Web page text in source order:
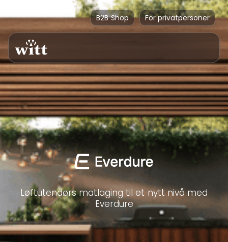
B2B Shop For privatpersoner
Løftutendørs matlaging til et nytt nivå med
Everdure